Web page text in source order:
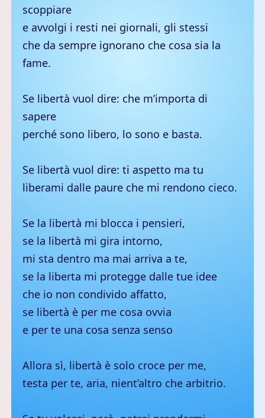
scoppiare
e avvolgi i resti nei giornali, gli stessi
che da sempre ignorano che cosa sia la
fame.
Se libertà vuol dire: che m’importa di
sapere
perché sono libero, lo sono e basta.
Se libertà vuol dire: ti aspetto ma tu
liberami dalle paure che mi rendono cieco.
Se la libertà mi blocca i pensieri,
se la libertà mi gira intorno,
mi sta dentro ma mai arriva a te,
se la liberta mi protegge dalle tue idee
che io non condivido affatto,
se libertà è per me cosa ovvia
e per te una cosa senza senso
Allora sì, libertà è solo croce per me,
testa per te, aria, nient’altro che arbitrio.